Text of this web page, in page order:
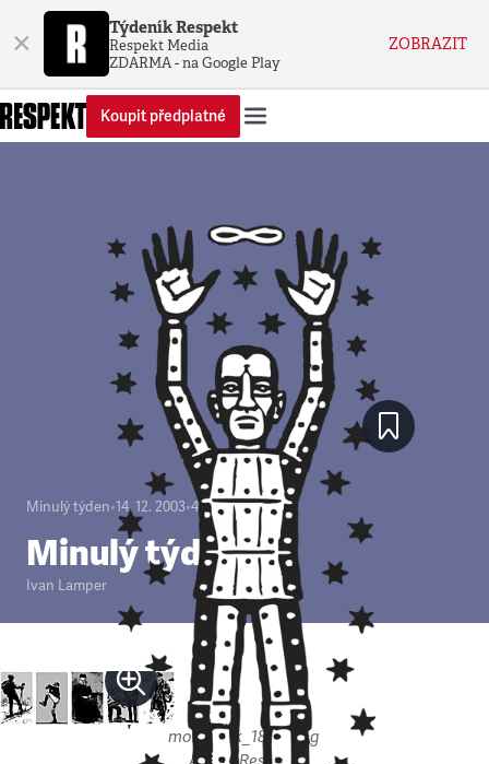
× Týdeník Respekt
Respekt Media
ZDARMA - na Google Play
ZOBRAZIT
Koupit předplatné
Minulý týden•14. 12. 2003•4minuty
Minulý týden
Ivan Lamper
mobrazek_1878.jpeg